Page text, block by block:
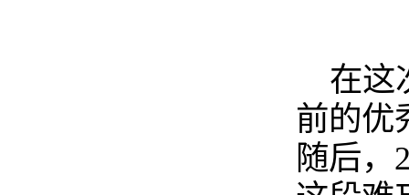
在这
前的优
随后，